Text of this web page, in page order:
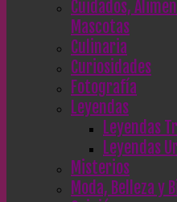
Cuidados,
Mascotas
Culinaria
Curiosidades
Fotografía
Leyendas
Leyendas
Leyendas
Misterios
Moda, Belleza y